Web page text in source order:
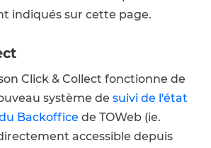
indiqués sur cette page.
Click & Collect fonctionne de
système de suivi de l'état
Backoffice de TOWeb (ie.
accessible depuis